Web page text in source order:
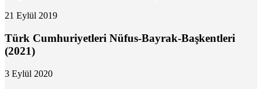
21 Eylül 2019
Türk Cumhuriyetleri Nüfus-Bayrak-Başkentleri
(2021)
3 Eylül 2020